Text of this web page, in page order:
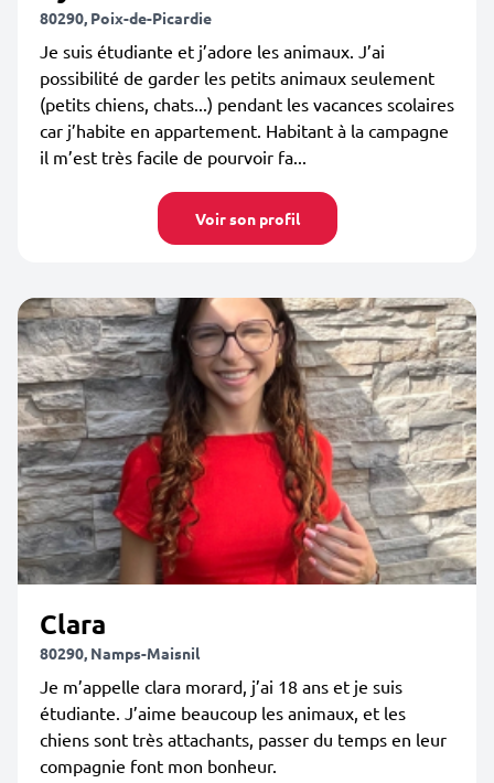
80290, Poix-de-Picardie
Je suis étudiante et j’adore les animaux. J’ai
possibilité de garder les petits animaux seulement
(petits chiens, chats...) pendant les vacances scolaires
car j’habite en appartement. Habitant à la campagne
il m’est très facile de pourvoir fa...
Voir son profil
Clara
80290, Namps-Maisnil
Je m’appelle clara morard, j’ai 18 ans et je suis
étudiante. J’aime beaucoup les animaux, et les
chiens sont très attachants, passer du temps en leur
compagnie font mon bonheur.